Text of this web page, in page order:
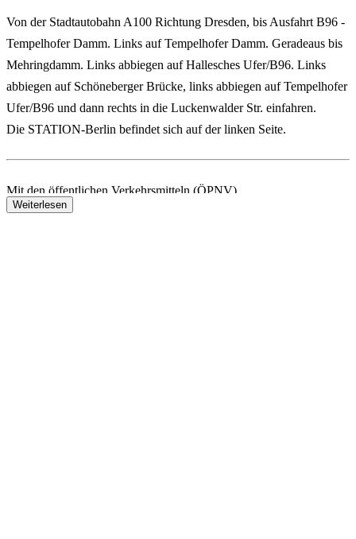
Von der Stadtautobahn A100 Richtung Dresden, bis Ausfahrt B96 -
Tempelhofer Damm. Links auf Tempelhofer Damm. Geradeaus bis
Mehringdamm. Links abbiegen auf Hallesches Ufer/B96. Links
abbiegen auf Schöneberger Brücke, links abbiegen auf Tempelhofer
Ufer/B96 und dann rechts in die Luckenwalder Str. einfahren.
Die STATION-Berlin befindet sich auf der linken Seite.
Mit den öffentlichen Verkehrsmitteln (ÖPNV)
Weiterlesen